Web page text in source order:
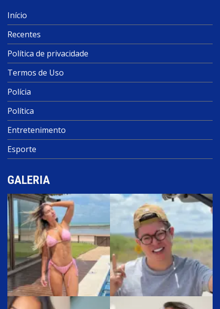
Início
Recentes
Política de privacidade
Termos de Uso
Polícia
Política
Entretenimento
Esporte
GALERIA